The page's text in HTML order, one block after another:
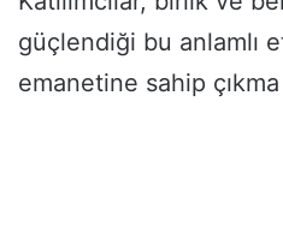
güçlendiği bu anlamlı
emanetine sahip